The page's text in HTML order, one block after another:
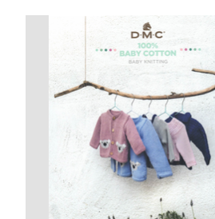
Items van productcarrousel